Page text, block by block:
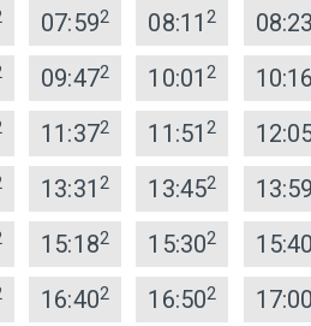
07:592 08:112 08:23
09:472 10:012 10:16
11:372 11:512
13:31 2 13:452 13:59
15:182 15:302 15:40
16:402 16:502 17:00